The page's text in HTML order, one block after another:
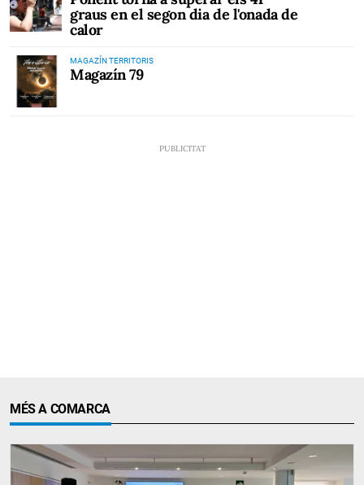
graus en el segon dia de l'onada de
calor
MAGAZÍN TERRITORIS
Magazín 79
MÉS A COMARCA